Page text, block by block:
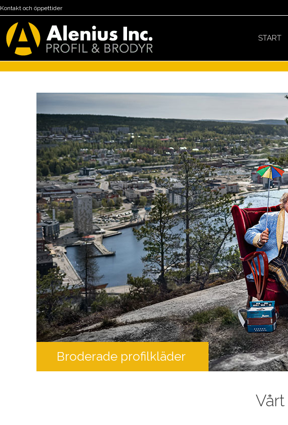
Kontakt och öppettider
START
Broderade profilkläder